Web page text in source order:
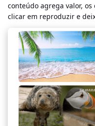
conteúdo agrega valor,
clicar em reproduzir e